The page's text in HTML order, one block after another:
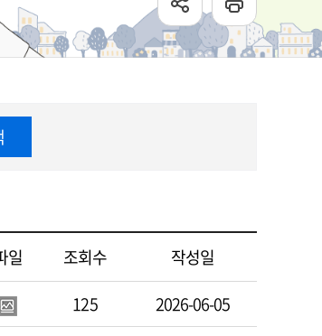
일 조회수
작성일
125
2026-06-05